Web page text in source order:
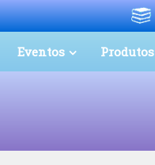
Eventos Produtos